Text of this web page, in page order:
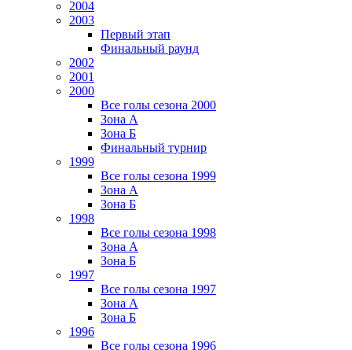
2004
2003
Первый этап
Финальный раунд
2002
2001
2000
Все голы сезона 2000
Зона А
Зона Б
Финальный турнир
1999
Все голы сезона 1999
Зона А
Зона Б
1998
Все голы сезона 1998
Зона А
Зона Б
1997
Все голы сезона 1997
Зона А
Зона Б
1996
Все голы сезона 1996